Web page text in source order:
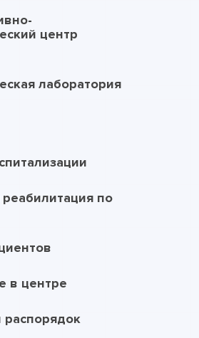
центр
лаборатория
реабилитация по
в центре
распорядок